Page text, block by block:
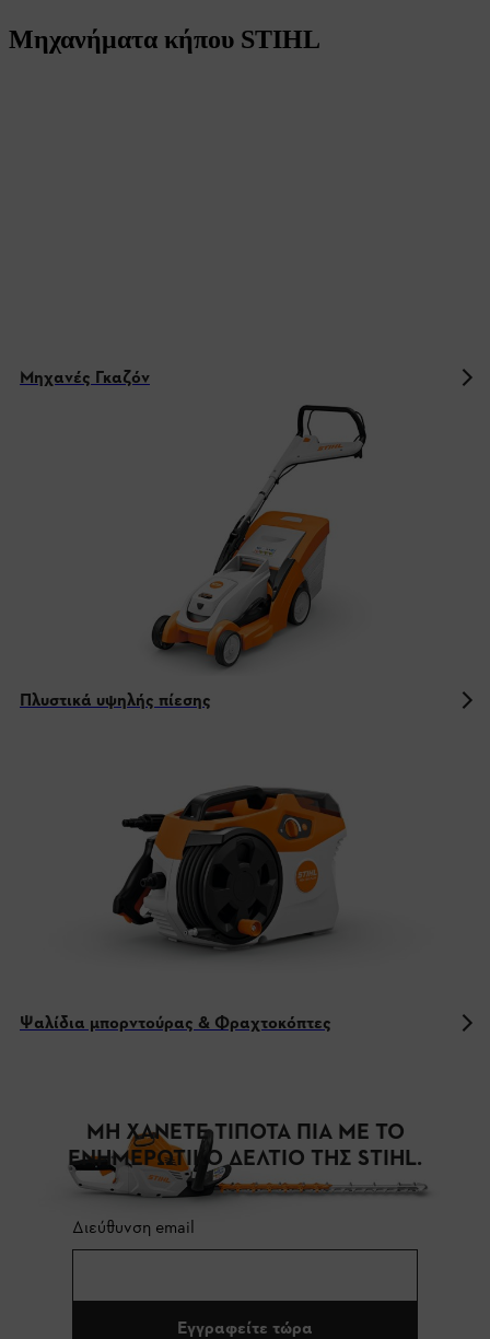
Μηχανήματα κήπου STIHL
Μηχανές Γκαζόν
Πλυστικά υψηλής πίεσης
Ψαλίδια μπορντούρας & Φραχτοκόπτες
ΜΗ ΧΑΝΕΤΕ ΤΙΠΟΤΑ ΠΙΑ ΜΕ ΤΟ
ΕΝΗΜΕΡΩΤΙΚΟ ΔΕΛΤΙΟ ΤΗΣ STIHL.
Διεύθυνση email
Εγγραφείτε τώρα